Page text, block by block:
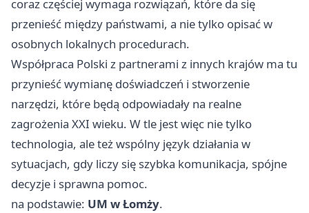
coraz częściej wymaga rozwiązań, które da się
przenieść między państwami, a nie tylko opisać w
osobnych lokalnych procedurach.
Współpraca Polski z partnerami z innych krajów ma tu
przynieść wymianę doświadczeń i stworzenie
narzędzi, które będą odpowiadały na realne
zagrożenia XXI wieku. W tle jest więc nie tylko
technologia, ale też wspólny język działania w
sytuacjach, gdy liczy się szybka komunikacja, spójne
decyzje i sprawna pomoc.
na podstawie: UM w Łomży.